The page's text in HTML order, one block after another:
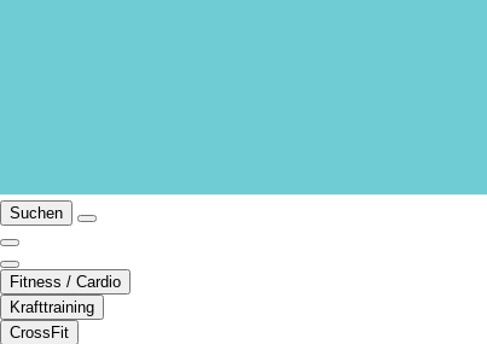
Suchen
Fitness / Cardio
Krafttraining
CrossFit